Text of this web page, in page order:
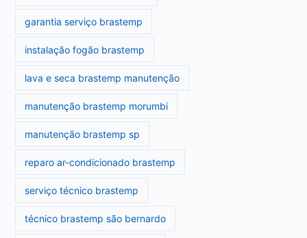
garantia serviço brastemp
instalação fogão brastemp
lava e seca brastemp manutenção
manutenção brastemp morumbi
manutenção brastemp sp
reparo ar-condicionado brastemp
serviço técnico brastemp
técnico brastemp são bernardo